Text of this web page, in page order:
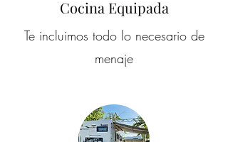
Cocina Equipada
Te incluimos todo lo necesario de
menaje